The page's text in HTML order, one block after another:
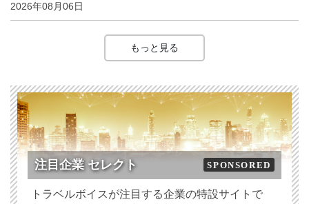
2026年08月06日
もっと見る
注目企業 セレクト SPONSORED
トラベルボイスが注目する企業の特設サイトで